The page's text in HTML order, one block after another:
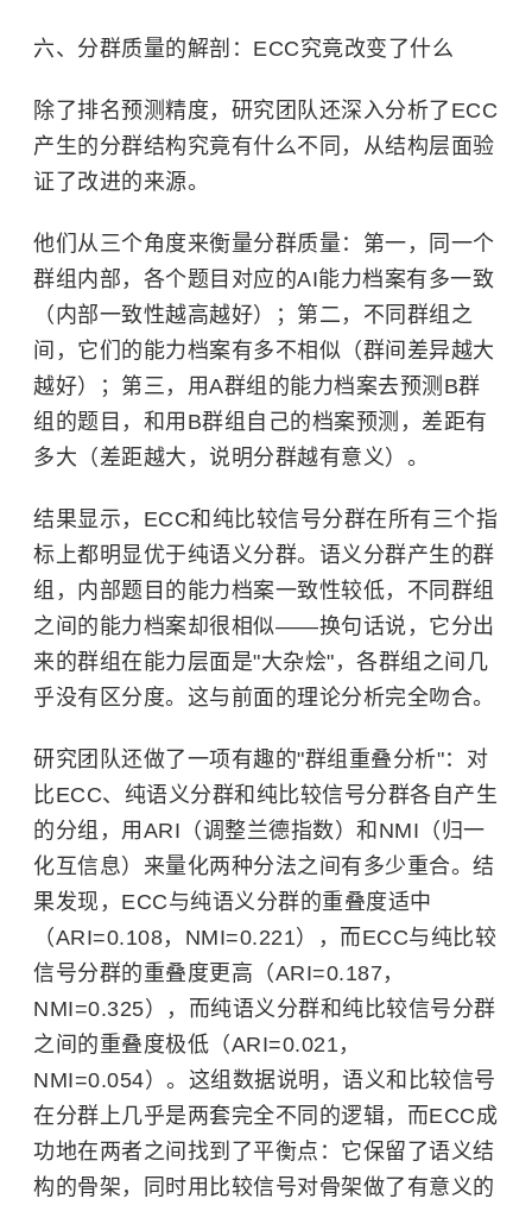
六、分群质量的解剖：ECC究竟改变了什么
除了排名预测精度，研究团队还深入分析了ECC
产生的分群结构究竟有什么不同，从结构层面验
证了改进的来源。
他们从三个角度来衡量分群质量：第一，同一个
群组内部，各个题目对应的AI能力档案有多一致
（内部一致性越高越好）；第二，不同群组之
间，它们的能力档案有多不相似（群间差异越大
越好）；第三，用A群组的能力档案去预测B群
组的题目，和用B群组自己的档案预测，差距有
多大（差距越大，说明分群越有意义）。
结果显示，ECC和纯比较信号分群在所有三个指
标上都明显优于纯语义分群。语义分群产生的群
组，内部题目的能力档案一致性较低，不同群组
之间的能力档案却很相似——换句话说，它分出
来的群组在能力层面是"大杂烩"，各群组之间几
乎没有区分度。这与前面的理论分析完全吻合。
研究团队还做了一项有趣的"群组重叠分析"：对
比ECC、纯语义分群和纯比较信号分群各自产生
的分组，用ARI（调整兰德指数）和NMI（归一
化互信息）来量化两种分法之间有多少重合。结
果发现，ECC与纯语义分群的重叠度适中
（ARI=0.108，NMI=0.221），而ECC与纯比较
信号分群的重叠度更高（ARI=0.187，
NMI=0.325），而纯语义分群和纯比较信号分群
之间的重叠度极低（ARI=0.021，
NMI=0.054）。这组数据说明，语义和比较信号
在分群上几乎是两套完全不同的逻辑，而ECC成
功地在两者之间找到了平衡点：它保留了语义结
构的骨架，同时用比较信号对骨架做了有意义的